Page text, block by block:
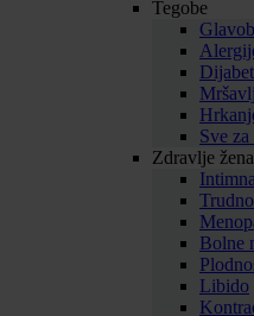
Tegobe
Sve
Zdravlje žena
Bolne
Libido